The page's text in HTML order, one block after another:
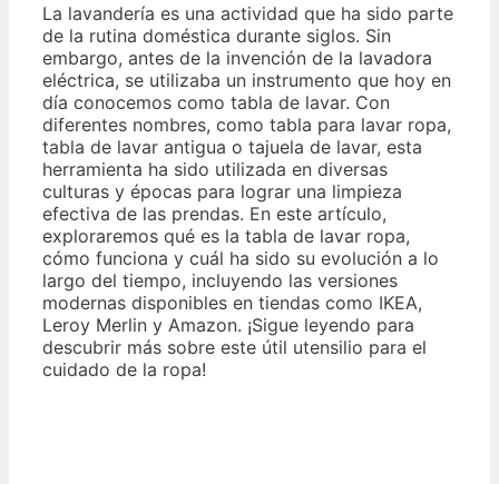
La lavandería es una actividad que ha sido parte
de la rutina doméstica durante siglos. Sin
embargo, antes de la invención de la lavadora
eléctrica, se utilizaba un instrumento que hoy en
día conocemos como tabla de lavar. Con
diferentes nombres, como tabla para lavar ropa,
tabla de lavar antigua o tajuela de lavar, esta
herramienta ha sido utilizada en diversas
culturas y épocas para lograr una limpieza
efectiva de las prendas. En este artículo,
exploraremos qué es la tabla de lavar ropa,
cómo funciona y cuál ha sido su evolución a lo
largo del tiempo, incluyendo las versiones
modernas disponibles en tiendas como IKEA,
Leroy Merlin y Amazon. ¡Sigue leyendo para
descubrir más sobre este útil utensilio para el
cuidado de la ropa!